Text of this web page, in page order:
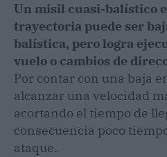
Un misil cuasi-balístico
trayectoria puede ser
balística, pero logra
vuelo o cambios de
Por contar con una baja
alcanzar una velocidad
acortando el tiempo de
consecuencia poco
ataque.